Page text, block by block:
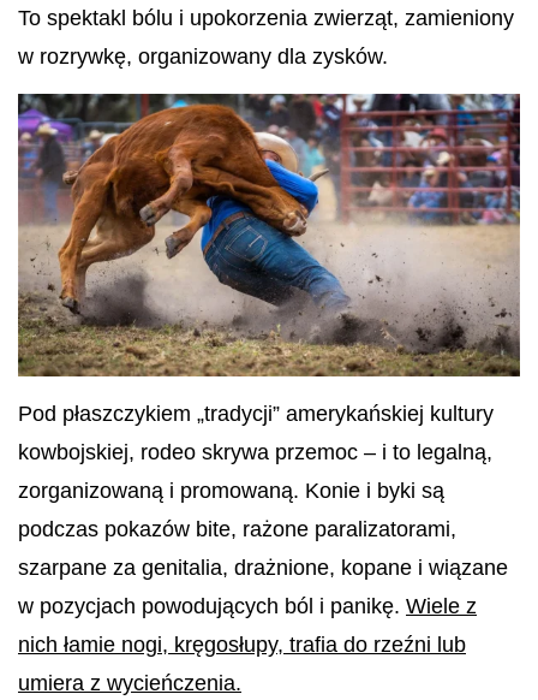
To spektakl bólu i upokorzenia zwierząt, zamieniony
w rozrywkę, organizowany dla zysków.
Pod płaszczykiem „tradycji” amerykańskiej kultury
kowbojskiej, rodeo skrywa przemoc – i to legalną,
zorganizowaną i promowaną. Konie i byki są
podczas pokazów bite, rażone paralizatorami,
szarpane za genitalia, drażnione, kopane i wiązane
w pozycjach powodujących ból i panikę. Wiele z
nich łamie nogi, kręgosłupy, trafia do rzeźni lub
umiera z wycieńczenia.